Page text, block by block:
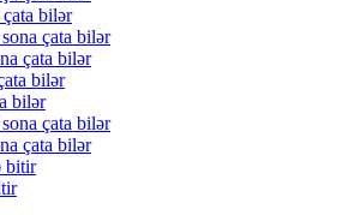
bilər
çata bilər
bilər
çata bilər